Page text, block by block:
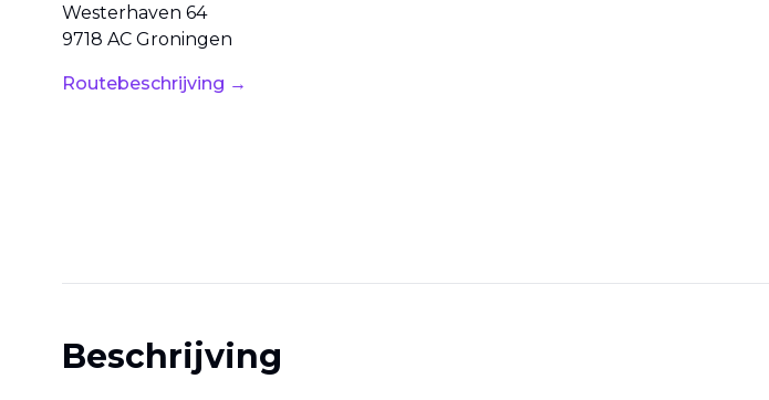
Westerhaven 64
9718 AC Groningen
Routebeschrijving →
Beschrijving